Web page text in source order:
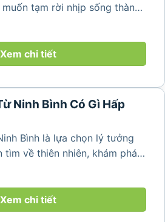
tạm rời nhịp sống thành
gian núi rừng trong lành,
yên và cảnh quan ruộng bậc
Xem chi tiết
Ninh Bình Có Gì Hấp
Bình là lựa chọn lý tưởng
tìm về thiên nhiên, khám phá
không gian nghỉ dưỡng yên
Xem chi tiết